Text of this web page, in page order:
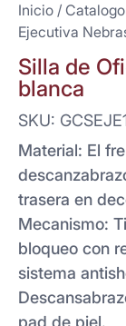
Inicio / Catalogo
Ejecutiva
Silla de
blanca
SKU:
Material: El
trasera en
Mecanismo:
bloqueo con
sistema
pad de piel.